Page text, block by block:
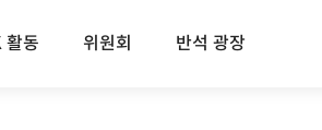
활동 위원회 반석 광장